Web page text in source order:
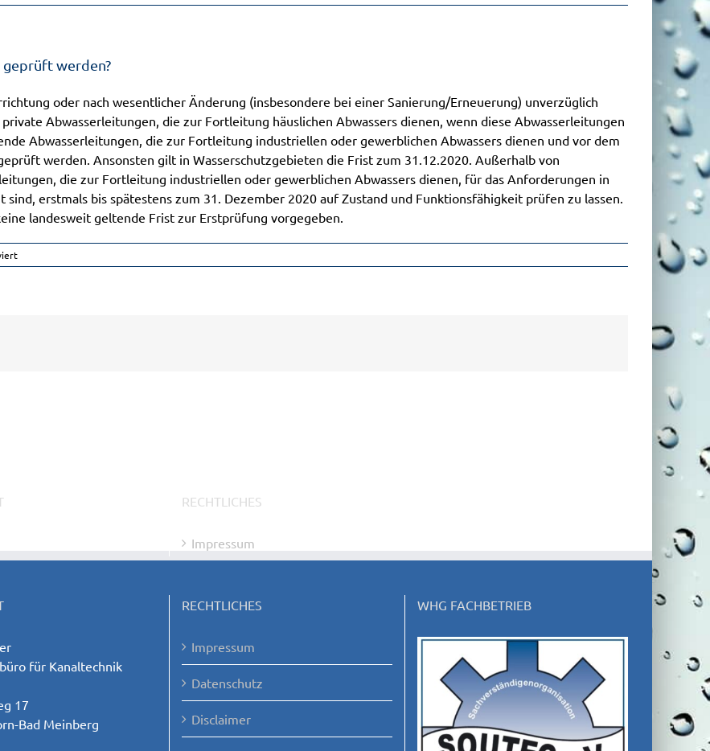
geprüft werden?
oder nach wesentlicher Änderung (insbesondere bei einer Sanierung/Erneuerung) unverzüglich
Abwasserleitungen, die zur Fortleitung häuslichen Abwassers dienen, wenn diese Abwasserleitungen
Abwasserleitungen, die zur Fortleitung industriellen oder gewerblichen Abwassers dienen und vor dem
werden. Ansonsten gilt in Wasserschutzgebieten die Frist zum 31.12.2020. Außerhalb von
die zur Fortleitung industriellen oder gewerblichen Abwassers dienen, für das Anforderungen in
erstmals bis spätestens zum 31. Dezember 2020 auf Zustand und Funktionsfähigkeit prüfen zu lassen.
landesweit geltende Frist zur Erstprüfung vorgegeben.
für
Bis
für Kanaltechnik
17
Bad Meinberg
RECHTLICHES
Impressum
Datenschutz
Disclaimer
WHG FACHBETRIEB